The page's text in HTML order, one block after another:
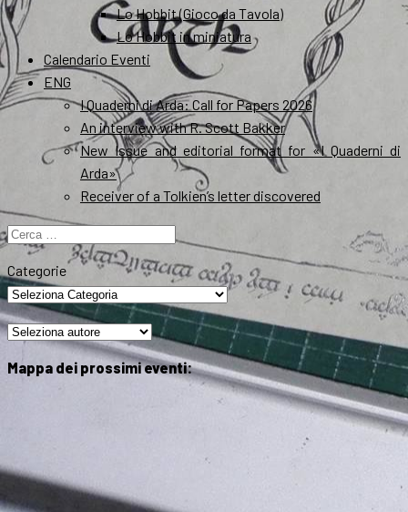
Lo Hobbit (Gioco da Tavola)
Lo Hobbit in miniatura
Calendario Eventi
ENG
I Quaderni di Arda: Call for Papers 2026
An interview with R. Scott Bakker
New Issue and editorial format for «I Quaderni di
Arda»
Receiver of a Tolkien’s letter discovered
Ricerca
per:
Categorie
Mappa dei prossimi eventi: